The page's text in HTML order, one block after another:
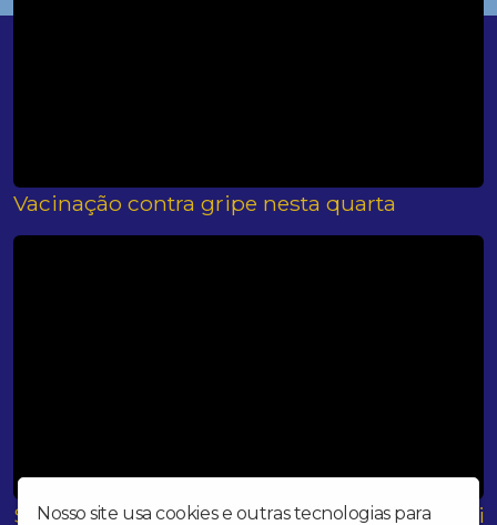
Vacinação contra gripe nesta quarta
Saúde convoca pessoas de 37 anos para
Nosso site usa cookies e outras tecnologias para